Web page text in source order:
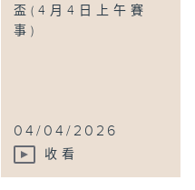
盃(4月4日上午賽
事)
04/04/2026
收看